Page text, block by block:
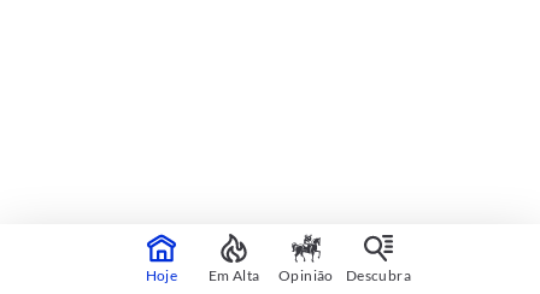
Colunistas
Hoje Em Alta Opinião Descubra